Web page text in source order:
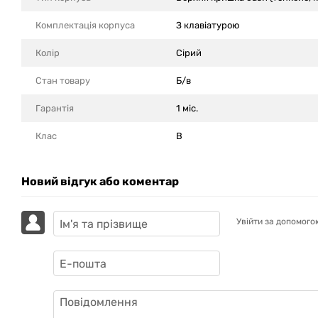
Комплектація корпуса З клавіатурою
Колір Сірий
Стан товару Б/в
Гарантія 1 міс.
Клас B
Новий відгук або коментар
Увійти за